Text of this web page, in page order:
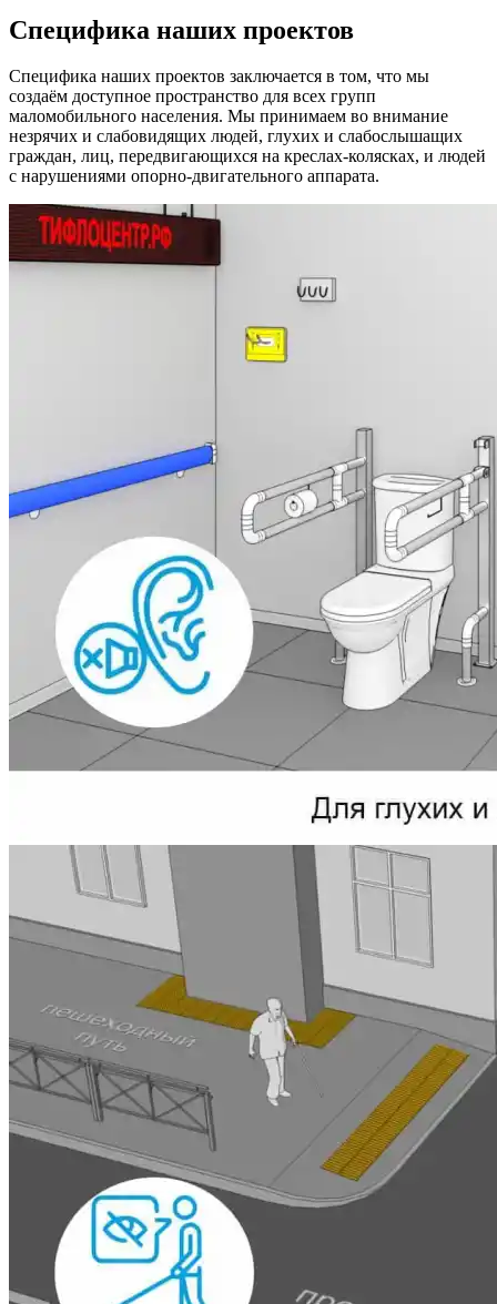
Специфика наших проектов
Специфика наших проектов заключается в том, что мы
создаём доступное пространство для всех групп
маломобильного населения. Мы принимаем во внимание
незрячих и слабовидящих людей, глухих и слабослышащих
граждан, лиц, передвигающихся на креслах-колясках, и людей
с нарушениями опорно-двигательного аппарата.